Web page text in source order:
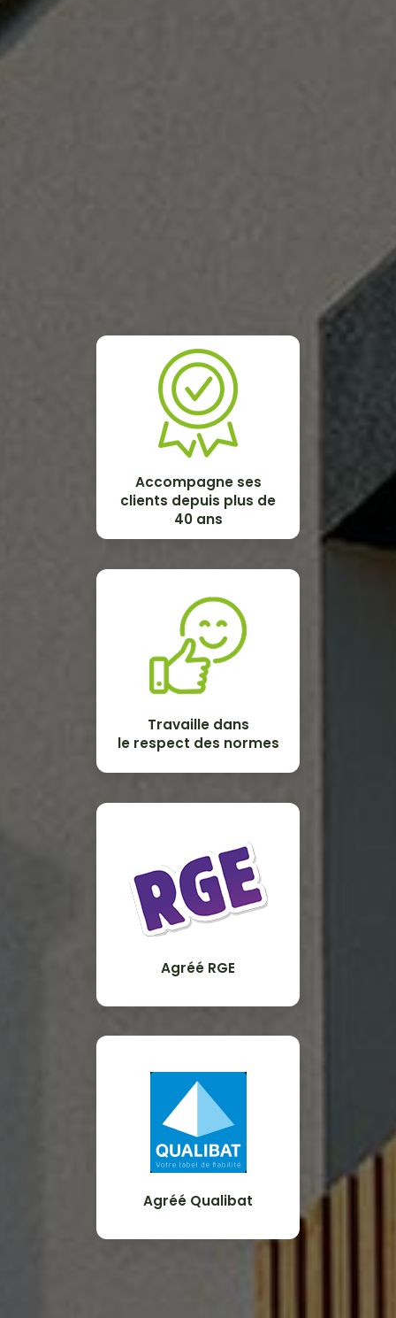
Accompagne ses
clients depuis plus de
40 ans
Travaille dans
le respect des normes
Agréé RGE
Agréé Qualibat